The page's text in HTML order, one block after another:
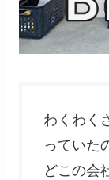
わくわく
っていた
どこの会